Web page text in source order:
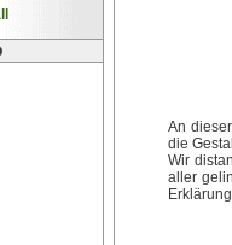
An
die
Wir
aller